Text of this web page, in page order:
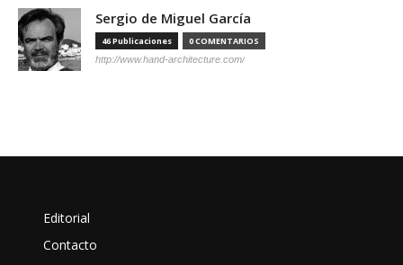
Sergio de Miguel García
46 Publicaciones 0 COMENTARIOS
http://www.hand-architecture.com/
Editorial
Contacto